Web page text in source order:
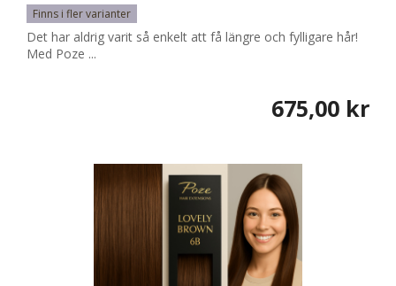
Finns i fler varianter
Det har aldrig varit så enkelt att få längre och fylligare hår!
Med Poze ...
675,00 kr